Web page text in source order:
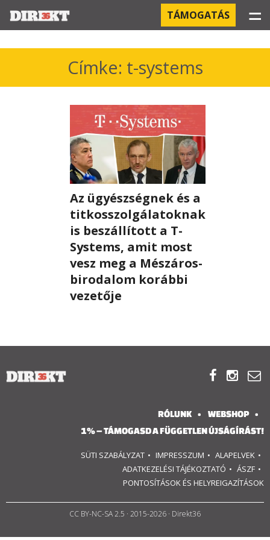
KÓRHÁZI FERTŐZÉSEK
ORBÁN ÉS A GAZDASÁG
OROSZ KAPCSOLATOK
PEGASUS-MEGFIGYELÉSEK
AZ ORBÁN CSALÁD ÜZLETEI
OFFSHORE TITKOK
MŰKÖDÉS
TÁMOGATÁS ☰
Címke: t-systems
Az ügyészségnek és a
titkosszolgálatoknak
is beszállított a T-
Systems, amit most
vesz meg a Mészáros-
birodalom korábbi
vezetője
  
RÓLUNK
WEBSHOP
1% – TÁMOGASD A FÜGGETLEN ÚJSÁGÍRÁST!
SÜTI SZABÁLYZAT IMPRESSZUM
ALAPELVEK
ADATKEZELÉSI TÁJÉKOZTATÓ
ÁSZF
PONTOSÍTÁSOK ÉS HELYREIGAZÍTÁSOK
CC BY-NC-SA 2.5 · 2015-2026 · Direkt36